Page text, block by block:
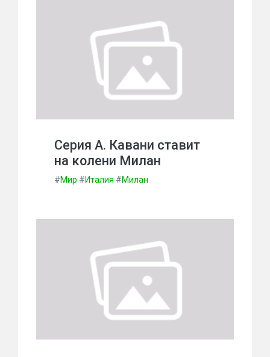
Серия А. Кавани ставит
на колени Милан
#Мир #Италия #Милан